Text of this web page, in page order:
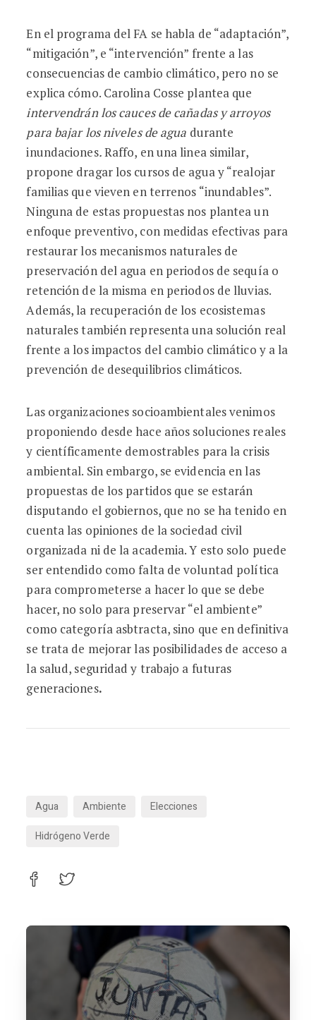
En el programa del FA se habla de “adaptación”,
“mitigación”, e “intervención” frente a las
consecuencias de cambio climático, pero no se
explica cómo. Carolina Cosse plantea que
intervendrán los cauces de cañadas y arroyos
para bajar los niveles de agua durante
inundaciones.Raffo, en una linea similar,
propone dragar los cursos de agua y “realojar
familias que vieven en terrenos “inundables”.
Ninguna de estas propuestas nos plantea un
enfoque preventivo, con medidas efectivas para
restaurar los mecanismos naturales de
preservación del agua en periodos de sequía o
retención de la misma en periodos de lluvias.
Además, la recuperación de los ecosistemas
naturales también representa una solución real
frente a los impactos del cambio climático y a la
prevención de desequilibrios climáticos.
Las organizaciones socioambientales venimos
proponiendo desde hace años soluciones reales
y científicamente demostrables para la crisis
ambiental. Sin embargo, se evidencia en las
propuestas de los partidos que se estarán
disputando el gobiernos, que no se ha tenido en
cuenta las opiniones de la sociedad civil
organizada ni de la academia. Y esto solo puede
ser entendido como falta de voluntad política
para comprometerse a hacer lo que se debe
hacer, no solo para preservar “el ambiente”
como categoría asbtracta, sino que en definitiva
se trata de mejorar las posibilidades de acceso a
la salud, seguridad y trabajo a futuras
generaciones.
Agua Ambiente
Elecciones
Hidrógeno Verde